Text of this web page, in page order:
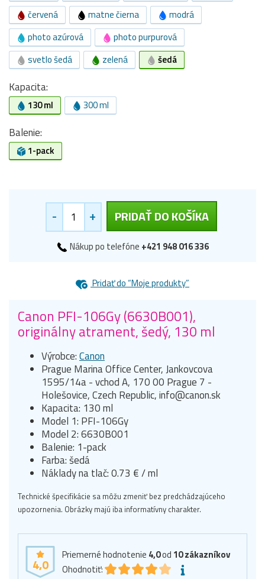
červená
matne čierna
modrá
photo azúrová
photo purpurová
svetlo šedá
zelená šedá
Kapacita:
130 ml 300 ml
Balenie:
1-pack
- + PRIDAŤ DO KOŠÍKA
Nákup po telefóne +421 948 016 336
Pridať do “Moje produkty”
Canon PFI-106Gy (6630B001),
originálny atrament, šedý, 130 ml
Výrobce:Canon
Prague Marina Office Center, Jankovcova
1595/14a - vchod A, 170 00 Prague 7 -
Holešovice, Czech Republic, info@canon.sk
Kapacita: 130 ml
Model 1: PFI-106Gy
Model 2: 6630B001
Balenie: 1-pack
Farba: šedá
Náklady na tlač: 0.73 € / ml
Technické špecifikácie sa môžu zmeniť bez predchádzajúceho
upozornenia. Obrázky majú iba informatívny charakter.
4,0
Priemerné hodnotenie 4,0od 10zákazníkov
Ohodnotiť: